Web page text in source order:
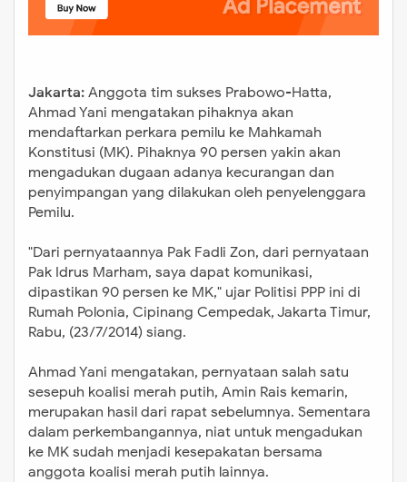
Jakarta: Anggota tim sukses Prabowo-Hatta,
Ahmad Yani mengatakan pihaknya akan
mendaftarkan perkara pemilu ke Mahkamah
Konstitusi (MK). Pihaknya 90 persen yakin akan
mengadukan dugaan adanya kecurangan dan
penyimpangan yang dilakukan oleh penyelenggara
Pemilu.
"Dari pernyataannya Pak Fadli Zon, dari pernyataan
Pak Idrus Marham, saya dapat komunikasi,
dipastikan 90 persen ke MK," ujar Politisi PPP ini di
Rumah Polonia, Cipinang Cempedak, Jakarta Timur,
Rabu, (23/7/2014) siang.
Ahmad Yani mengatakan, pernyataan salah satu
sesepuh koalisi merah putih, Amin Rais kemarin,
merupakan hasil dari rapat sebelumnya. Sementara
dalam perkembangannya, niat untuk mengadukan
ke MK sudah menjadi kesepakatan bersama
anggota koalisi merah putih lainnya.